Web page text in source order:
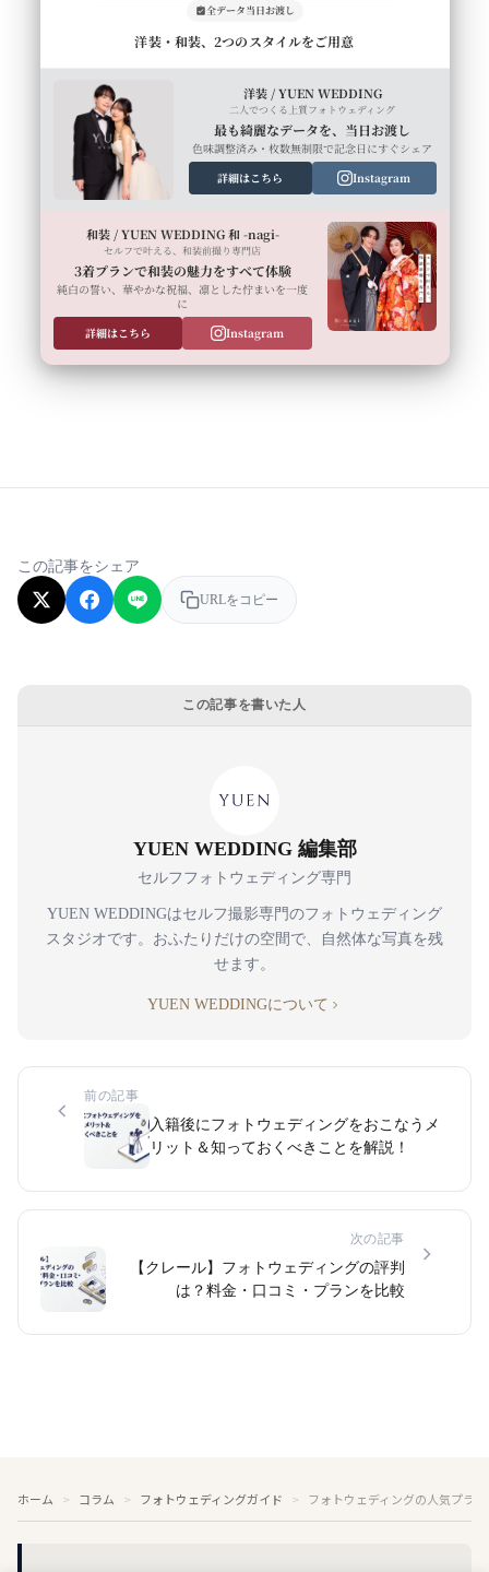
全データ当日お渡し
洋装・和装、2つのスタイルをご用意
洋装 / YUEN WEDDING
二人でつくる上質フォトウェディング
最も綺麗なデータを、当日お渡し
色味調整済み・枚数無制限で記念日にすぐシェア
詳細はこちら
Instagram
和装 / YUEN WEDDING 和 -nagi-
セルフで叶える、和装前撮り専門店
3着プランで和装の魅力をすべて体験
純白の誓い、華やかな祝福、凛とした佇まいを一度
に
詳細はこちら
Instagram
この記事をシェア
URLをコピー
この記事を書いた人
YUEN WEDDING 編集部
セルフフォトウェディング専門
YUEN WEDDINGはセルフ撮影専門のフォトウェディング
スタジオです。おふたりだけの空間で、自然体な写真を残
せます。
YUEN WEDDINGについて
前の記事
入籍後にフォトウェディングをおこなうメ
リット＆知っておくべきことを解説！
次の記事
【クレール】フォトウェディングの評判
は？料金・口コミ・プランを比較
ホーム コラム フォトウェディングガイド フォトウェディングの人気プラ